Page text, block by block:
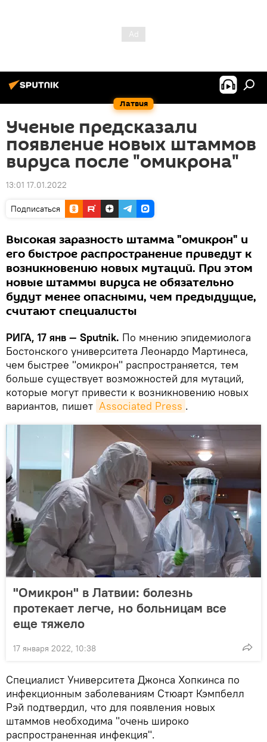
Латвия
Ученые предсказали
появление новых штаммов
вируса после "омикрона"
13:01 17.01.2022
Подписаться
Высокая заразность штамма "омикрон" и
его быстрое распространение приведут к
возникновению новых мутаций. При этом
новые штаммы вируса не обязательно
будут менее опасными, чем предыдущие,
считают специалисты
РИГА, 17 янв — Sputnik. По мнению эпидемиолога
Бостонского университета Леонардо Мартинеса,
чем быстрее "омикрон" распространяется, тем
больше существует возможностей для мутаций,
которые могут привести к возникновению новых
вариантов, пишет Associated Press .
"Омикрон" в Латвии: болезнь
протекает легче, но больницам все
еще тяжело
17 января 2022, 10:38
Специалист Университета Джонса Хопкинса по
инфекционным заболеваниям Стюарт Кэмпбелл
Рэй подтвердил, что для появления новых
штаммов необходима "очень широко
распространенная инфекция".